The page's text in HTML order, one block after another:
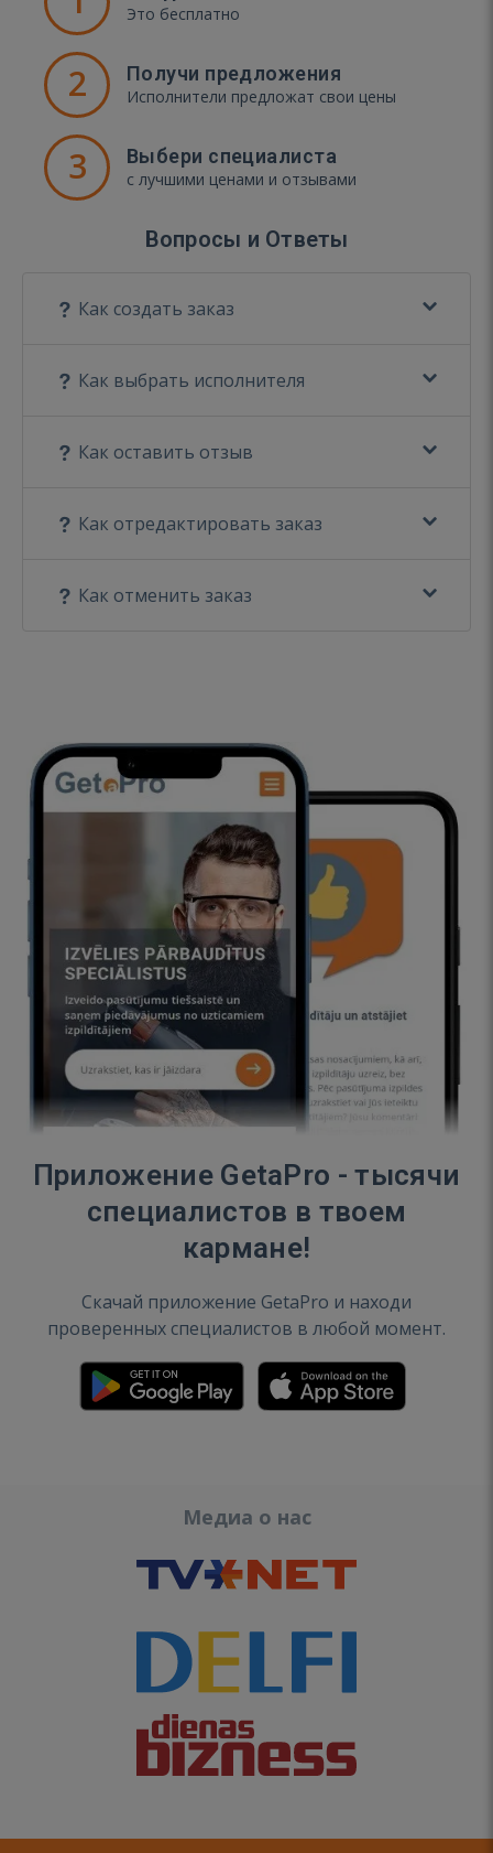
Это бесплатно
2 Получи предложения
Исполнители предложат свои цены
3 Выбери специалиста
с лучшими ценами и отзывами
Вопросы и Ответы
Как создать заказ
Как выбрать исполнителя
Как оставить отзыв
Как отредактировать заказ
Как отменить заказ
Приложение GetaPro - тысячи
специалистов в твоем
кармане!
Скачай приложение GetaPro и находи
проверенных специалистов в любой момент.
Медиа о нас